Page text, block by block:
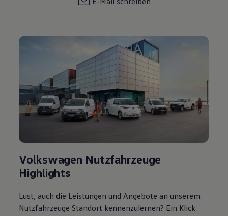
Volkswagen Nutzfahrzeuge
Highlights
Lust, auch die Leistungen und Angebote an unserem
Nutzfahrzeuge Standort kennenzulernen? Ein Klick